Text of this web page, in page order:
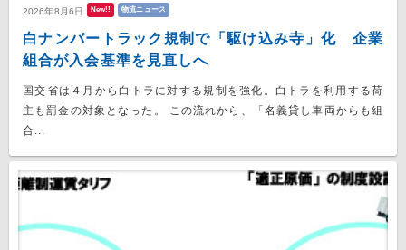
2026年8月6日 New!! 物流ニュース
白ナンバートラック規制で「駆け込み寺」化 企業
組合が入会基準を見直しへ
国交省は４月から白トラに対する規制を強化。白トラを利用する荷
主も罰金の対象となった。 この流れから、「名義貸し車両からも組
合...